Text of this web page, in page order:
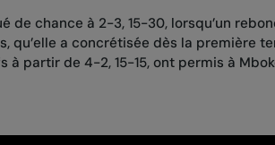
de chance à 2-3, 15-30, lorsqu’un
qu’elle a concrétisée dès la première
à partir de 4-2, 15-15, ont permis à